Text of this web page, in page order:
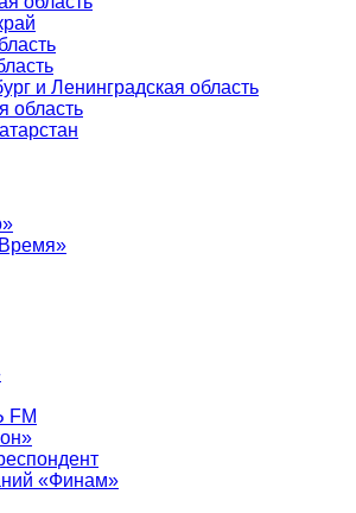
и Ленинградская область
область
FM
«Финам»